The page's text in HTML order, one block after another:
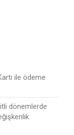
ile ödeme
dönemlerde